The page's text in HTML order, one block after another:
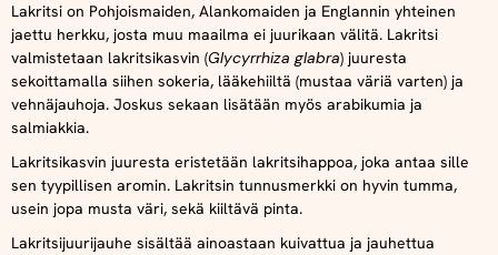
Lakritsi on Pohjoismaiden, Alankomaiden ja Englannin yhteinen
jaettu herkku, josta muu maailma ei juurikaan välitä. Lakritsi
valmistetaan lakritsikasvin (Glycyrrhiza glabra) juuresta
sekoittamalla siihen sokeria, lääkehiiltä (mustaa väriä varten) ja
vehnäjauhoja. Joskus sekaan lisätään myös arabikumia ja
salmiakkia.
Lakritsikasvin juuresta eristetään lakritsihappoa, joka antaa sille
sen tyypillisen aromin. Lakritsin tunnusmerkki on hyvin tumma,
usein jopa musta väri, sekä kiiltävä pinta.
Lakritsijuurijauhe sisältää ainoastaan kuivattua ja jauhettua